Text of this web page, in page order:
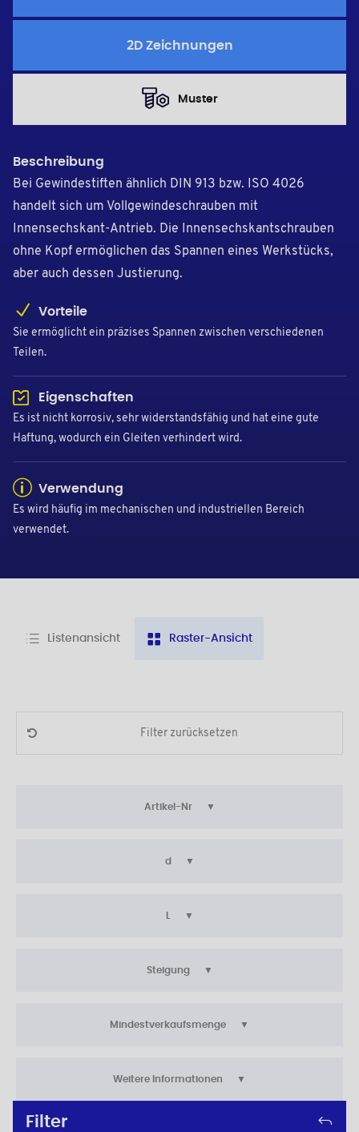
2D Zeichnungen
Muster
Beschreibung
Bei Gewindestiften ähnlich DIN 913 bzw. ISO 4026
handelt sich um Vollgewindeschrauben mit
Innensechskant-Antrieb. Die Innensechskantschrauben
ohne Kopf ermöglichen das Spannen eines Werkstücks,
aber auch dessen Justierung.
Vorteile
Sie ermöglicht ein präzises Spannen zwischen verschiedenen
Teilen.
Eigenschaften
Es ist nicht korrosiv, sehr widerstandsfähig und hat eine gute
Haftung, wodurch ein Gleiten verhindert wird.
Verwendung
Es wird häufig im mechanischen und industriellen Bereich
verwendet.
Listenansicht Raster-Ansicht
Filter zurücksetzen
Artikel-Nr
d
L
Steigung
Mindestverkaufsmenge
Weitere Informationen
Filter